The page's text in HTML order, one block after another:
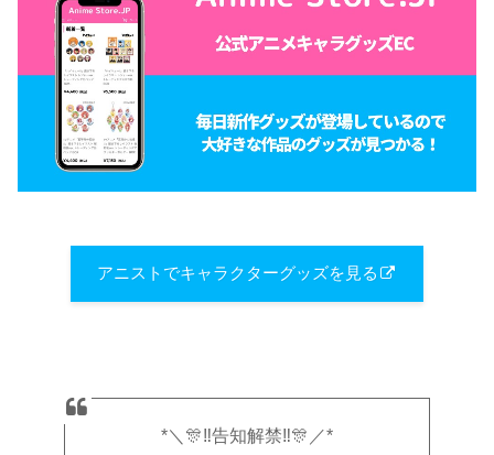
アニストでキャラクターグッズを見る
*＼🎊‼️告知解禁‼️🎊／*